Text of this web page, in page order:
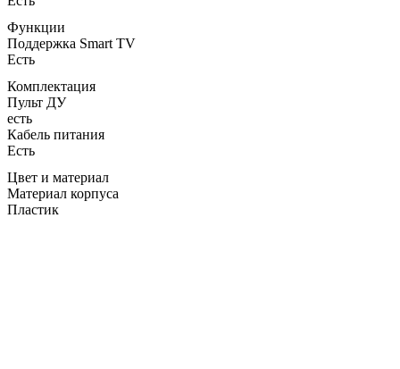
Функции
Поддержка Smart TV
Есть
Комплектация
Пульт ДУ
есть
Кабель питания
Есть
Цвет и материал
Материал корпуса
Пластик